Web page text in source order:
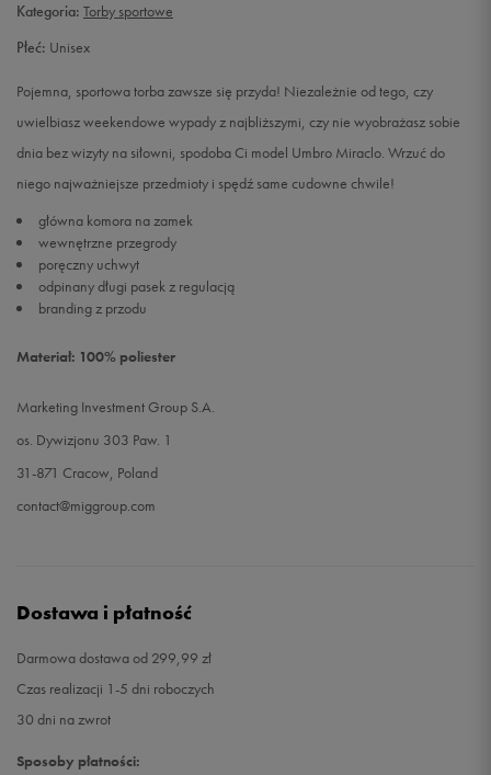
Kategoria: Torby sportowe
Płeć: Unisex
Pojemna, sportowa torba zawsze się przyda! Niezależnie od tego, czy
uwielbiasz weekendowe wypady z najbliższymi, czy nie wyobrażasz sobie
dnia bez wizyty na siłowni, spodoba Ci model Umbro Miraclo. Wrzuć do
niego najważniejsze przedmioty i spędź same cudowne chwile!
główna komora na zamek
wewnętrzne przegrody
poręczny uchwyt
odpinany długi pasek z regulacją
branding z przodu
Materiał: 100% poliester
Marketing Investment Group S.A.
os. Dywizjonu 303 Paw. 1
31-871 Cracow, Poland
contact@miggroup.com
Dostawa i płatność
Darmowa dostawa od 299,99 zł
Czas realizacji 1-5 dni roboczych
30 dni na zwrot
Sposoby płatności: